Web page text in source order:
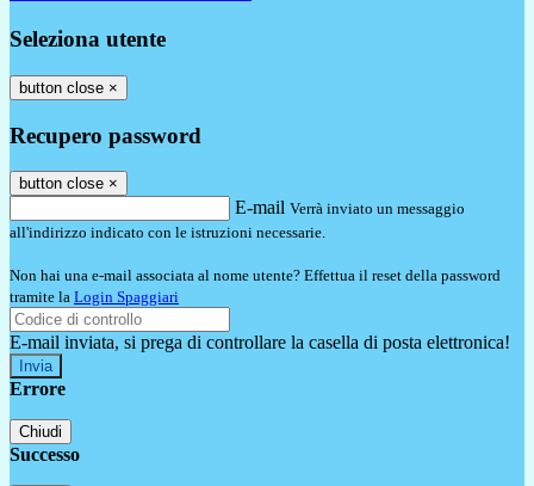
Seleziona utente
button close ×
Recupero password
button close ×
E-mail Verrà inviato un messaggio
all'indirizzo indicato con le istruzioni necessarie.
Non hai una e-mail associata al nome utente? Effettua il reset della password
tramite la Login Spaggiari
E-mail inviata, si prega di controllare la casella di posta elettronica!
Errore
Chiudi
Successo